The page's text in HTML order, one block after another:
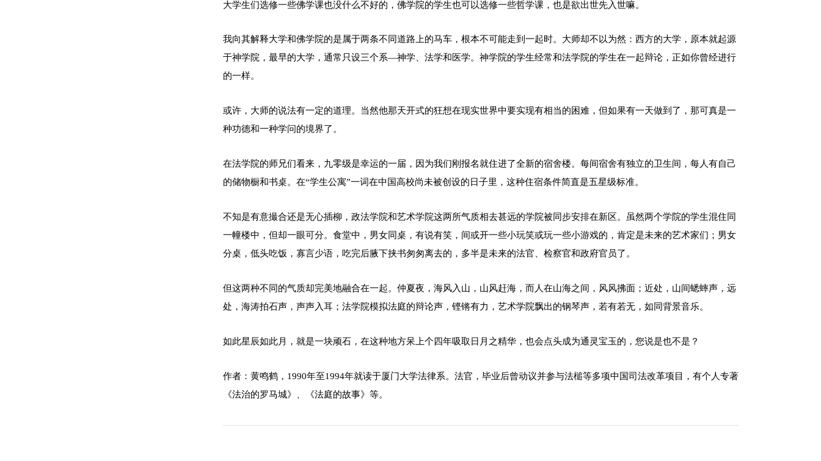
大学生们选修一些佛学课也没什么不好的，佛学院的学生也可以选修一些哲学课，也是欲出世先入世嘛。
我向其解释大学和佛学院的是属于两条不同道路上的马车，根本不可能走到一起时。大师却不以为然：西方的大学，原本就起源
于神学院，最早的大学，通常只设三个系—神学、法学和医学。神学院的学生经常和法学院的学生在一起辩论，正如你曾经进行
的一样。
或许，大师的说法有一定的道理。当然他那天开式的狂想在现实世界中要实现有相当的困难，但如果有一天做到了，那可真是一
种功德和一种学问的境界了。
在法学院的师兄们看来，九零级是幸运的一届，因为我们刚报名就住进了全新的宿舍楼。每间宿舍有独立的卫生间，每人有自己
的储物橱和书桌。在“学生公寓”一词在中国高校尚未被创设的日子里，这种住宿条件简直是五星级标准。
不知是有意撮合还是无心插柳，政法学院和艺术学院这两所气质相去甚远的学院被同步安排在新区。虽然两个学院的学生混住同
一幢楼中，但却一眼可分。食堂中，男女同桌，有说有笑，间或开一些小玩笑或玩一些小游戏的，肯定是未来的艺术家们；男女
分桌，低头吃饭，寡言少语，吃完后腋下挟书匆匆离去的，多半是未来的法官、检察官和政府官员了。
但这两种不同的气质却完美地融合在一起。仲夏夜，海风入山，山风赶海，而人在山海之间，风风拂面；近处，山间蟋蟀声，远
处，海涛拍石声，声声入耳；法学院模拟法庭的辩论声，铿锵有力，艺术学院飘出的钢琴声，若有若无，如同背景音乐。
如此星辰如此月，就是一块顽石，在这种地方呆上个四年吸取日月之精华，也会点头成为通灵宝玉的，您说是也不是？
作者：黄鸣鹤，1990年至1994年就读于厦门大学法律系。法官，毕业后曾动议并参与法槌等多项中国司法改革项目，有个人专著
《法治的罗马城》、《法庭的故事》等。